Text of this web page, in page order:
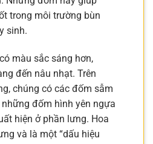
trong môi trường bùn
sinh.
màu sắc sáng hơn,
đến nâu nhạt. Trên
chúng có các đốm sẫm
đốm hình yên ngựa
hiện ở phần lưng. Hoa
và là một “dấu hiệu